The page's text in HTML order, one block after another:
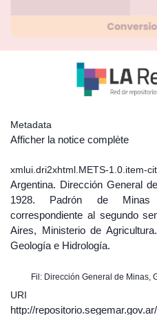
Metadata
Afficher la notice complète
xmlui.dri2xhtml.METS-1.0.item-
Argentina. Dirección General
1928. Padrón de Minas
correspondiente al segundo
Aires, Ministerio de
Geología e Hidrología.
Fil: Dirección General de Minas,
URI
http://